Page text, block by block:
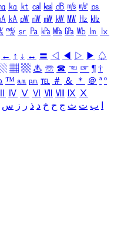
㎏ ㏏ ㎈ ㎉ ㏈ ㎧ ㎨ ㎰
㎄ ㎺ ㎻ ㎽ ㎾ ㎿ ㎐ ㎑
㎯ ㏛ ㎩ ㎪ ㎫ ㎬ ㏝ ㏐
㏓
← ↑ ↓ ↔ 〓 ◁ ◀ ▷ ▶ ♤
▦ ▩ ♨ ☏ ☎ ☜ ☞ ¶ †
™ ㏂ ㏘ ℡ ＃ ＆ ＊ ＠ ª º
Ⅳ Ⅴ Ⅵ Ⅶ Ⅷ Ⅸ Ⅹ
ب ت ث ج ح خ د ذ ر ز س